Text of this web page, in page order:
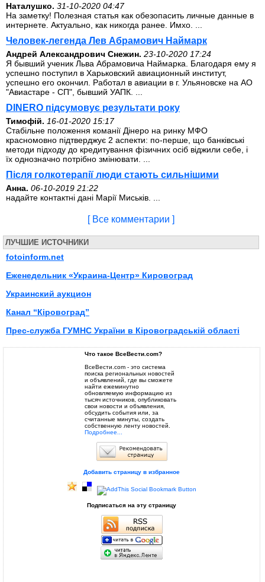
Наталушко. 31-10-2020 04:47
На заметку! Полезная статья как обезопасить личные данные в
интернете. Актуально, как никогда ранее. Имхо. ...
Человек-легенда Лев Абрамович Наймарк
Андрей Александрович Снежин. 23-10-2020 17:24
Я бывший ученик Льва Абрамовича Наймарка. Благодаря ему я
успешно поступил в Харьковский авиационный институт,
успешно его окончил. Работал в авиации в г. Ульяновске на АО
"Авиастаре - СП", бывший УАПК. ...
DINERO підсумовує результати року
Тимофій. 16-01-2020 15:17
Стабільне положення команії Дінеро на ринку МФО
красномовно підтверджує 2 аспекти: по-перше, що банківські
методи підходу до кредитування фізичних осіб віджили себе, і
їх однозначно потрібно змінювати. ...
Після голкотерапії люди стають сильнішими
Анна. 06-10-2019 21:22
надайте контактні дані Марії Миськів. ...
[ Все комментарии ]
ЛУЧШИЕ ИСТОЧНИКИ
fotoinform.net
Еженедельник «Украина-Центр» Кировоград
Украинский аукцион
Канал “Кіровоград”
Прес-служба ГУМНС України в Кіровоградській області
Что такое ВсеВести.com?
ВсеВести.com - это система
поиска региональных новостей
и объявлений, где вы сможете
найти ежеминутно
обновляемую информацию из
тысяч источников, опубликовать
свои новости и объявления,
обсудить события или, за
считанные минуты, создать
собственную ленту новостей.
Подробнее...
Добавить страницу в избранное
Подписаться на эту страницу